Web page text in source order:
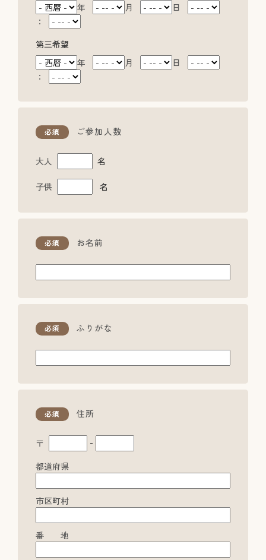
年
月
日
：
第三希望
年
月
日
：
ご参加人数
必須
大人 名
子供 名
お名前
必須
ふりがな
必須
住所
必須
〒
‐
都道府県
市区町村
番 地